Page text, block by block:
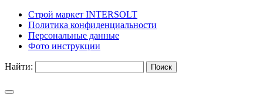
Строй маркет INTERSOLT
Политика конфиденциальности
Персональные данные
Фото инструкции
Найти: